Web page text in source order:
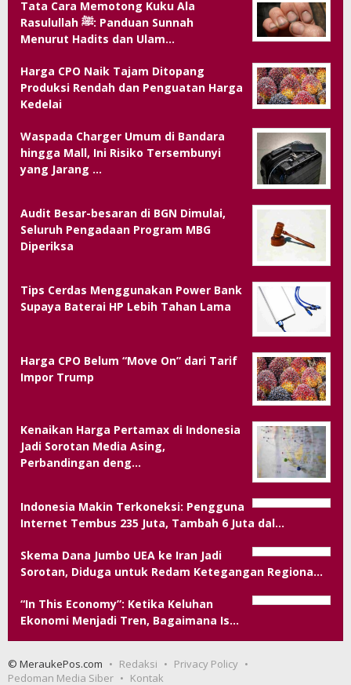
Tata Cara Memotong Kuku Ala
Rasulullah ﷺ: Panduan Sunnah
Menurut Hadits dan Ulam…
Harga CPO Naik Tajam Ditopang
Produksi Rendah dan Penguatan Harga
Kedelai
Waspada Charger Umum di Bandara
hingga Mall, Ini Risiko Tersembunyi
yang Jarang …
Audit Besar-besaran di BGN Dimulai,
Seluruh Pengadaan Program MBG
Diperiksa
Tips Cerdas Menggunakan Power Bank
Supaya Baterai HP Lebih Tahan Lama
Harga CPO Belum “Move On” dari Tarif
Impor Trump
Kenaikan Harga Pertamax di Indonesia
Jadi Sorotan Media Asing,
Perbandingan deng…
Indonesia Makin Terkoneksi: Pengguna
Internet Tembus 235 Juta, Tambah 6 Juta dal…
Skema Dana Jumbo UEA ke Iran Jadi
Sorotan, Diduga untuk Redam Ketegangan Regiona…
“In This Economy”: Ketika Keluhan
Ekonomi Menjadi Tren, Bagaimana Is…
© MeraukePos.com Redaksi
Privacy Policy
Pedoman Media Siber
Kontak